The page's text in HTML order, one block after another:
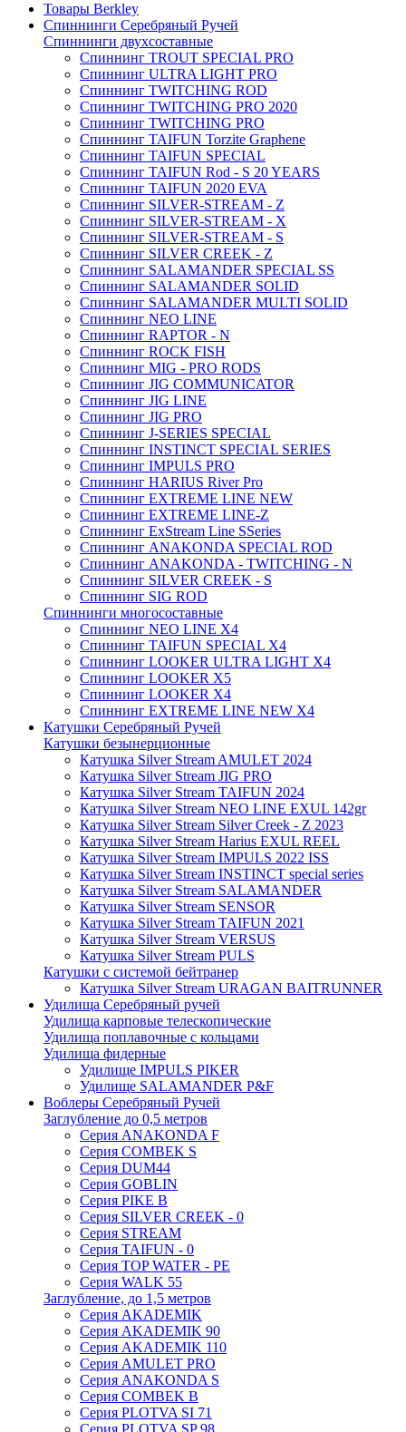
Товары Berkley
Спиннинги Серебряный Ручей
Спиннинги двухсоставные
Спиннинг TROUT SPECIAL PRO
Спиннинг ULTRA LIGHT PRO
Спиннинг TWITCHING ROD
Спиннинг TWITCHING PRO 2020
Спиннинг TWITCHING PRO
Спиннинг TAIFUN Torzite Graphene
Спиннинг TAIFUN SPECIAL
Спиннинг TAIFUN Rod - S 20 YEARS
Спиннинг TAIFUN 2020 EVA
Спиннинг SILVER-STREAM - Z
Спиннинг SILVER-STREAM - X
Спиннинг SILVER-STREAM - S
Спиннинг SILVER CREEK - Z
Спиннинг SALAMANDER SPECIAL SS
Спиннинг SALAMANDER SOLID
Спиннинг SALAMANDER MULTI SOLID
Спиннинг NEO LINE
Спиннинг RAPTOR - N
Спиннинг ROCK FISH
Спиннинг MIG - PRO RODS
Спиннинг JIG COMMUNICATOR
Спиннинг JIG LINE
Спиннинг JIG PRO
Спиннинг J-SERIES SPECIAL
Спиннинг INSTINCT SPECIAL SERIES
Спиннинг IMPULS PRO
Спиннинг HARIUS River Pro
Спиннинг EXTREME LINE NEW
Спиннинг EXTREME LINE-Z
Спиннинг ExStream Line SSeries
Спиннинг ANAKONDA SPECIAL ROD
Спиннинг ANAKONDA - TWITCHING - N
Спиннинг SILVER CREEK - S
Спиннинг SIG ROD
Спиннинги многосоставные
Спиннинг NEO LINE X4
Спиннинг TAIFUN SPECIAL X4
Спиннинг LOOKER ULTRA LIGHT X4
Спиннинг LOOKER X5
Спиннинг LOOKER X4
Спиннинг EXTREME LINE NEW X4
Катушки Серебряный Ручей
Катушки безынерционные
Катушка Silver Stream AMULET 2024
Катушка Silver Stream JIG PRO
Катушка Silver Stream TAIFUN 2024
Катушка Silver Stream NEO LINE EXUL 142gr
Катушка Silver Stream Silver Creek - Z 2023
Катушка Silver Stream Harius EXUL REEL
Катушка Silver Stream IMPULS 2022 ISS
Катушка Silver Stream INSTINCT special series
Катушка Silver Stream SALAMANDER
Катушка Silver Stream SENSOR
Катушка Silver Stream TAIFUN 2021
Катушка Silver Stream VERSUS
Катушка Silver Stream PULS
Катушки с системой бейтранер
Катушка Silver Stream URAGAN BAITRUNNER
Удилища Серебряный ручей
Удилища карповые телескопические
Удилища поплавочные с кольцами
Удилища фидерные
Удилище IMPULS PIKER
Удилище SALAMANDER P&F
Воблеры Серебряный Ручей
Заглубление до 0,5 метров
Серия ANAKONDA F
Серия COMBEK S
Серия DUM44
Серия GOBLIN
Серия PIKE B
Серия SILVER CREEK - 0
Серия STREAM
Серия TAIFUN - 0
Серия TOP WATER - PE
Серия WALK 55
Заглубление, до 1,5 метров
Серия AKADEMIK
Серия AKADEMIK 90
Серия AKADEMIK 110
Серия AMULET PRO
Серия ANAKONDA S
Серия COMBEK B
Серия PLOTVA SI 71
Серия PLOTVA SP 98